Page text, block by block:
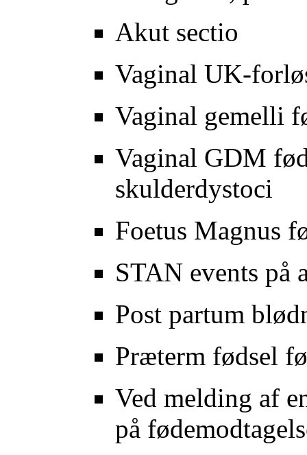
Akut sectio
Vaginal UK-
Vaginal gemelli
Vaginal GDM
skulderdystoci
Foetus Magnus
STAN events på
Post partum
Præterm fødsel
Ved melding af
på